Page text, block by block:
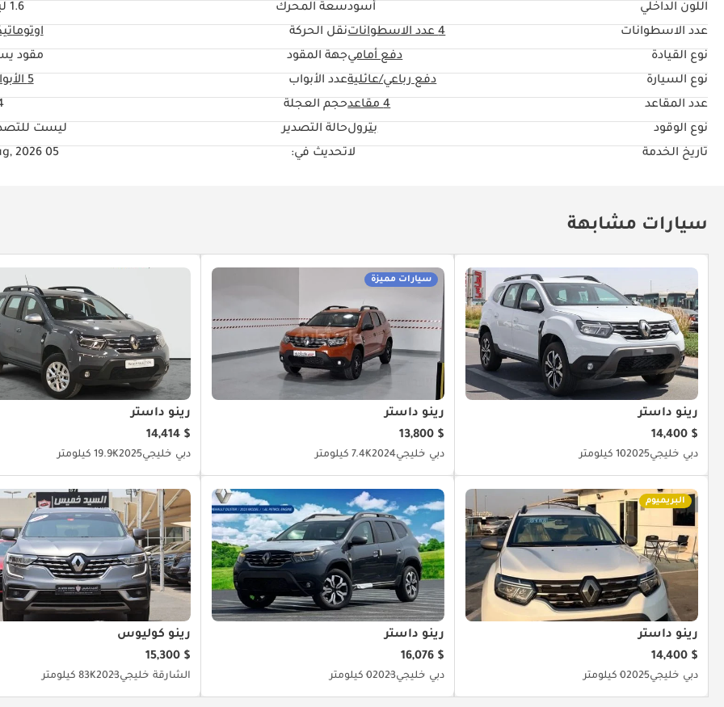
اللون الداخلي
أسودسعة المحرك
1.6 ليتر
عدد الاسطوانات
4عدد الاسطواناتنقل الحركة
نوع القيادة
دفع أماميجهة المقود
مقود
نوع السيارة
دفع رباعي/عائليةعدد الأبواب
5 الأبواب
عدد المقاعد
4 مقاعد حجم العجلة
نوع الوقود
بترولحالة التصدير
ليست
تاريخ الخدمة
لاتحديث في: 05 Aug, 2026
سيارات مشابهة
رينو داستر
$ 14,400
دبي خليجي202510 كيلومتر
سيارات مميزة
رينو داستر
$ 13,800
دبي خليجي20247.4K كيلومتر
رينو داستر
$ 14,414
دبي خليجي202519.9K كيلومتر
البريميوم
رينو داستر
$ 14,400
دبي خليجي20250 كيلومتر
رينو داستر
$ 16,076
دبي خليجي20230 كيلومتر
رينو كوليوس
$ 15,300
الشارقة خليجي202383K كيلومتر